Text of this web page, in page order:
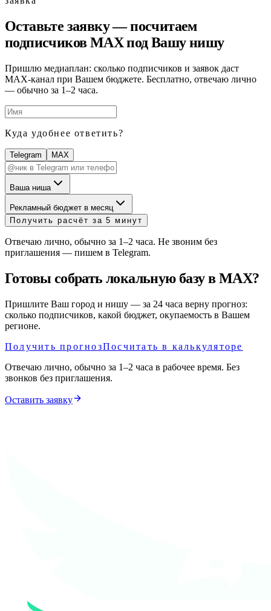
Оставьте заявку — посчитаем
подписчиков MAX подВашу нишу
Пришлю медиаплан: сколько подписчиков и заявок даст
MAX-канал при Вашем бюджете. Бесплатно, отвечаю лично
— обычно за 1–2 часа.
Куда удобнее ответить?
Telegram MAX
Ваша ниша
Рекламный бюджет в месяц
Получить расчёт за 5 минут
Отвечаю лично, обычно за 1–2 часа. Не звоним без
приглашения — пишем в Telegram.
Готовы собрать локальную базу в MAX?
Пришлите Ваш город и нишу — за 24 часа верну прогноз:
сколько подписчиков, какой бюджет, окупаемость в Вашем
регионе.
Получить прогнозПосчитать в калькуляторе
Отвечаю лично, обычно за 1–2 часа в рабочее время. Без
звонков без приглашения.
Оставить заявку